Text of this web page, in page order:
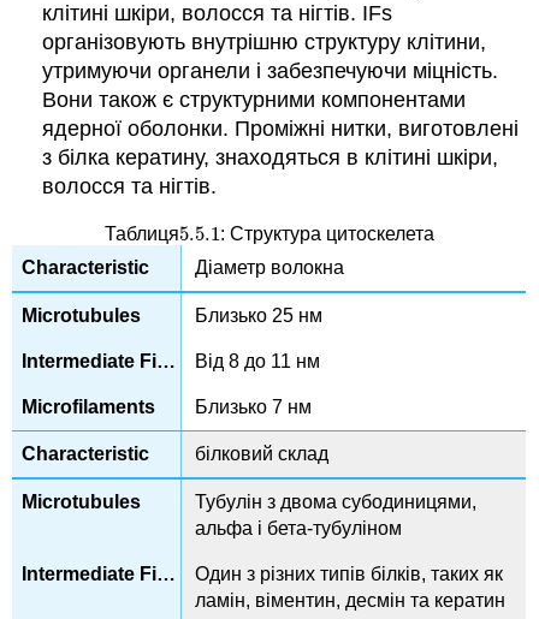
клітині шкіри, волосся та нігтів. IFs
організовують внутрішню структуру клітини,
утримуючи органели і забезпечуючи міцність.
Вони також є структурними компонентами
ядерної оболонки. Проміжні нитки, виготовлені
з білка кератину, знаходяться в клітині шкіри,
волосся та нігтів.
Таблиця5.5.1
5.5.1: Структура цитоскелета
Діаметр волокна
Близько 25 нм
Від 8 до 11 нм
Близько 7 нм
білковий склад
Тубулін з двома субодиницями,
альфа і бета-тубуліном
Один з різних типів білків, таких як
ламін, віментин, десмін та кератин